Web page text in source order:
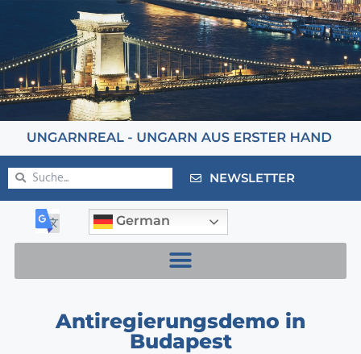
NEWSLETTER
German
Antiregierungsdemo in
Budapest